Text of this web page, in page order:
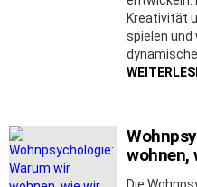
Kreativität
spielen und
wohnen,